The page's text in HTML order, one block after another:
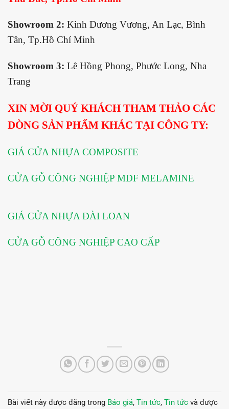
Showroom 2: Kinh Dương Vương, An Lạc, Bình
Tân, Tp.Hồ Chí Minh
Showroom 3: Lê Hồng Phong, Phước Long, Nha
Trang
XIN MỜI QUÝ KHÁCH THAM THẢO CÁC
DÒNG SẢN PHẨM KHÁC TẠI CÔNG TY:
GIÁ CỬA NHỰA COMPOSITE
CỬA GỖ CÔNG NGHIỆP MDF MELAMINE
GIÁ CỬA NHỰA ĐÀI LOAN
CỬA GỖ CÔNG NGHIỆP CAO CẤP
Bài viết này được đăng trong Báo giá, Tin tức, Tin tức và được